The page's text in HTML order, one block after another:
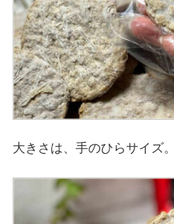
大きさは、手のひらサイズ。